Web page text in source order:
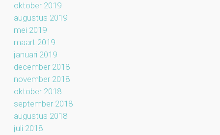
oktober 2019
augustus 2019
mei 2019
maart 2019
januari 2019
december 2018
november 2018
oktober 2018
september 2018
augustus 2018
juli 2018